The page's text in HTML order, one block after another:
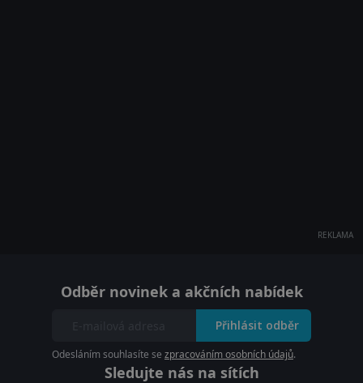
REKLAMA
Odběr novinek a akčních nabídek
Přihlásit odběr
Odesláním souhlasíte se zpracováním osobních údajů.
Sledujte nás na sítích